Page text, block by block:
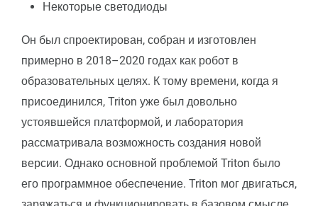
Некоторые светодиоды
Он был спроектирован, собран и изготовлен
примерно в 2018–2020 годах как робот в
образовательных целях. К тому времени, когда я
присоединился, Triton уже был довольно
устоявшейся платформой, и лаборатория
рассматривала возможность создания новой
версии. Однако основной проблемой Triton было
его программное обеспечение. Triton мог двигаться,